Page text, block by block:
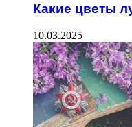
Какие цветы
10.03.2025